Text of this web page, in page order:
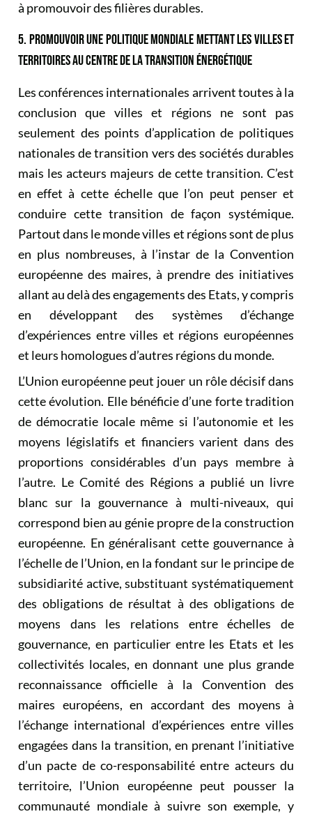
à promouvoir des filières durables.
5. PROMOUVOIR UNE POLITIQUE MONDIALE METTANT LES VILLES ET
TERRITOIRES AU CENTRE DE LA TRANSITION ÉNERGÉTIQUE
Les conférences internationales arrivent toutes à la
conclusion que villes et régions ne sont pas
seulement des points d’application de politiques
nationales de transition vers des sociétés durables
mais les acteurs majeurs de cette transition. C’est
en effet à cette échelle que l’on peut penser et
conduire cette transition de façon systémique.
Partout dans le monde villes et régions sont de plus
en plus nombreuses, à l’instar de la Convention
européenne des maires, à prendre des initiatives
allant au delà des engagements des Etats, y compris
en développant des systèmes d’échange
d’expériences entre villes et régions européennes
et leurs homologues d’autres régions du monde.
L’Union européenne peut jouer un rôle décisif dans
cette évolution. Elle bénéficie d’une forte tradition
de démocratie locale même si l’autonomie et les
moyens législatifs et financiers varient dans des
proportions considérables d’un pays membre à
l’autre. Le Comité des Régions a publié un livre
blanc sur la gouvernance à multi-niveaux, qui
correspond bien au génie propre de la construction
européenne. En généralisant cette gouvernance à
l’échelle de l’Union, en la fondant sur le principe de
subsidiarité active, substituant systématiquement
des obligations de résultat à des obligations de
moyens dans les relations entre échelles de
gouvernance, en particulier entre les Etats et les
collectivités locales, en donnant une plus grande
reconnaissance officielle à la Convention des
maires européens, en accordant des moyens à
l’échange international d’expériences entre villes
engagées dans la transition, en prenant l’initiative
d’un pacte de co-responsabilité entre acteurs du
territoire, l’Union européenne peut pousser la
communauté mondiale à suivre son exemple, y